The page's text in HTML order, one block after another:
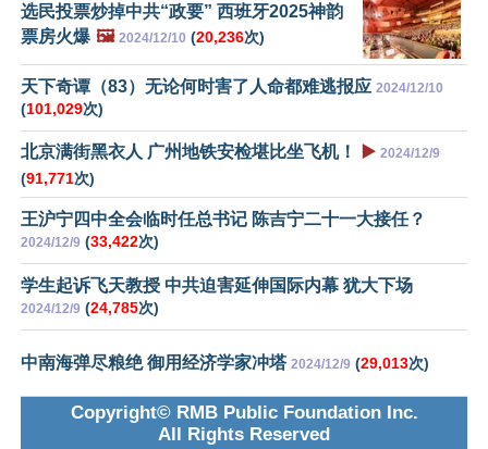
选民投票炒掉中共“政要” 西班牙2025神韵
票房火爆 🖼️ 2024/12/10 (20,236次)
天下奇谭（83）无论何时害了人命都难逃报应 2024/12/10
(101,029次)
北京满街黑衣人 广州地铁安检堪比坐飞机！ ▶️ 2024/12/9
(91,771次)
王沪宁四中全会临时任总书记 陈吉宁二十一大接任？
2024/12/9 (33,422次)
学生起诉飞天教授 中共迫害延伸国际内幕 犹大下场
2024/12/9 (24,785次)
中南海弹尽粮绝 御用经济学家冲塔 2024/12/9 (29,013次)
Copyright© RMB Public Foundation Inc.
All Rights Reserved